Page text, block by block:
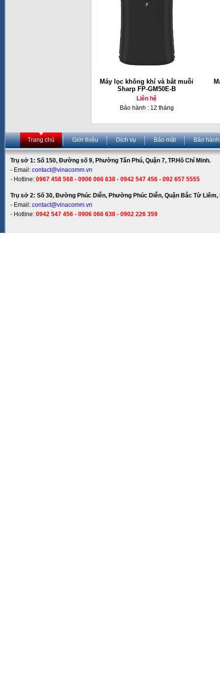
Máy lọc không khí và bắt muỗi
Sharp FP-GM50E-B
Liên hệ
Bảo hành : 12 tháng
Trang chủ Giới thiệu Dịch vụ Bảo mật Bảo hành
Trụ sở 1: Số 150, Đường số 9, Phường Tân Phú, Quận 7, TP.Hồ Chí Minh.
- Email: contact@vinacomm.vn
- Hotline: 0967 458 568 - 0906 066 638 - 0942 547 456 - 092 657 5555
Trụ sở 2: Số 30, Đường Phúc Diễn, Phường Phúc Diễn, Quận Bắc Từ Liêm,
- Email: contact@vinacomm.vn
- Hotline: 0942 547 456 - 0906 066 638 - 0902 226 359